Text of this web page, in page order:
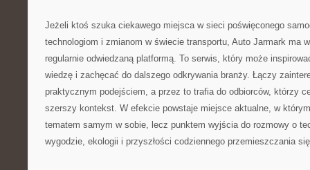
Jeżeli ktoś szuka ciekawego miejsca w sieci poświęconego
technologiom i zmianom w świecie transportu, Auto Jarmark ma
regularnie odwiedzaną platformą. To serwis, który może
wiedzę i zachęcać do dalszego odkrywania branży. Łączy
praktycznym podejściem, a przez to trafia do odbiorców, którzy
szerszy kontekst. W efekcie powstaje miejsce aktualne, w
tematem samym w sobie, lecz punktem wyjścia do rozmowy o
wygodzie, ekologii i przyszłości codziennego przemieszczania